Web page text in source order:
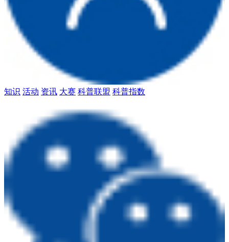
知识 活动 资讯 大赛 科普联盟 科普指数